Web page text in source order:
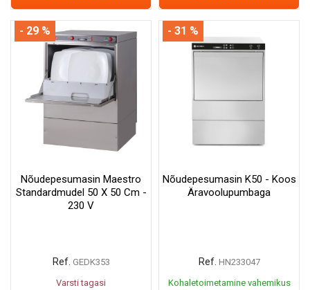
Nõudepesumasin Maestro
Standardmudel 50 X 50 Cm -
230 V
Ref. GEDK353
Varsti tagasi
- 29 %
Nõudepesumasin K50 - Koos
Äravoolupumbaga
Ref. HN233047
Kohaletoimetamine vahemikus
- 31 %